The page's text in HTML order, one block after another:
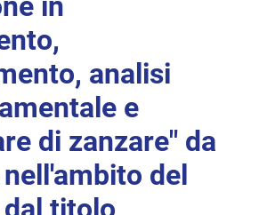
analisi
e
di zanzare" da
del